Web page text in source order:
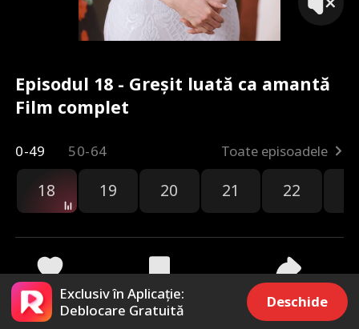
Episodul 18 - Greșit luată ca amantă
Film complet
0-49 50-64 Toate episoadele
18 19 20 21 22
519 8.5k Distribuie
Exclusiv în Aplicație:
Deblocare Gratuită
Deschide